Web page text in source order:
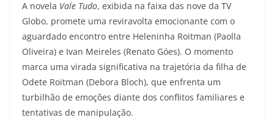
A novela Vale Tudo, exibida na faixa das nove da TV
Globo, promete uma reviravolta emocionante com o
aguardado encontro entre Heleninha Roitman (Paolla
Oliveira) e Ivan Meireles (Renato Góes). O momento
marca uma virada significativa na trajetória da filha de
Odete Roitman (Debora Bloch), que enfrenta um
turbilhão de emoções diante dos conflitos familiares e
tentativas de manipulação.